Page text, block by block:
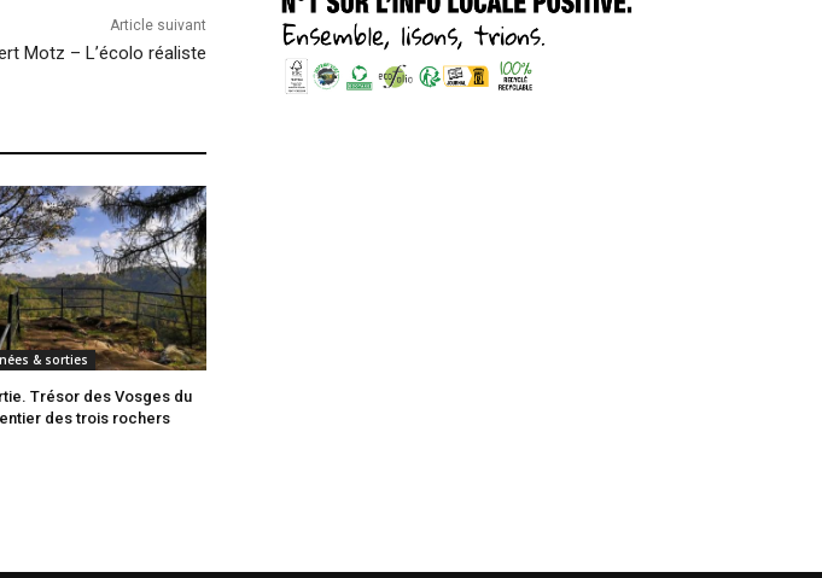
Article suivant
Motz – L’écolo réaliste
& sorties
Trésor des Vosges du
des trois rochers